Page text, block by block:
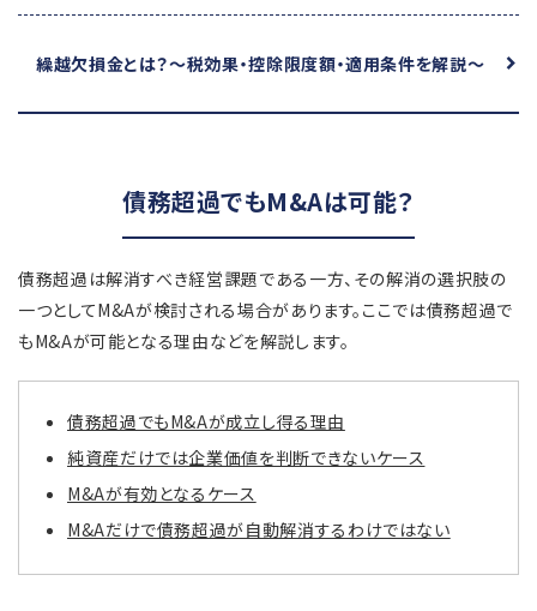
繰越欠損金とは？～税効果・控除限度額・適用条件を解説～
債務超過でもM&Aは可能？
債務超過は解消すべき経営課題である一方、その解消の選択肢の
一つとしてM&Aが検討される場合があります。ここでは債務超過で
もM&Aが可能となる理由などを解説します。
債務超過でもM&Aが成立し得る理由
純資産だけでは企業価値を判断できないケース
M&Aが有効となるケース
M&Aだけで債務超過が自動解消するわけではない